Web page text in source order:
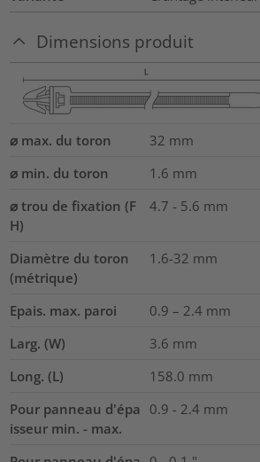
Dimensions produit
⌀ max. du toron 32 mm
⌀ min. du toron
1.6 mm
⌀ trou de fixation (F
H)
4.7 - 5.6 mm
Diamètre du toron
(métrique)
1.6-32 mm
Epais. max. paroi 0.9 – 2.4 mm
Larg. (W)
3.6 mm
Long. (L)
158.0 mm
Pour panneau d'épa
isseur min. - max.
0.9 - 2.4 mm